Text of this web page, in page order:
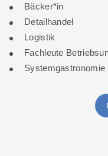
Bäcker*in
Detailhandel
Logistik
Fachleute
Systemgastronomie